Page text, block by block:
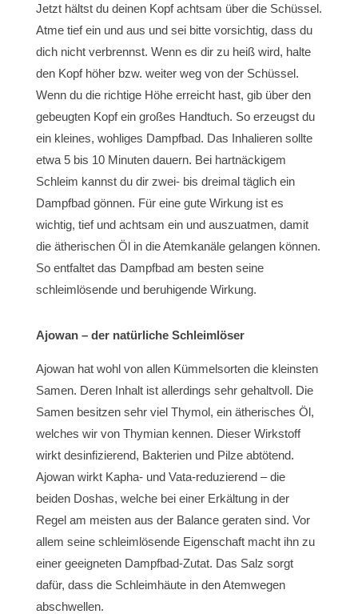
Jetzt hältst du deinen Kopf achtsam über die Schüssel.
Atme tief ein und aus und sei bitte vorsichtig, dass du
dich nicht verbrennst. Wenn es dir zu heiß wird, halte
den Kopf höher bzw. weiter weg von der Schüssel.
Wenn du die richtige Höhe erreicht hast, gib über den
gebeugten Kopf ein großes Handtuch. So erzeugst du
ein kleines, wohliges Dampfbad. Das Inhalieren sollte
etwa 5 bis 10 Minuten dauern. Bei hartnäckigem
Schleim kannst du dir zwei- bis dreimal täglich ein
Dampfbad gönnen. Für eine gute Wirkung ist es
wichtig, tief und achtsam ein und auszuatmen, damit
die ätherischen Öl in die Atemkanäle gelangen können.
So entfaltet das Dampfbad am besten seine
schleimlösende und beruhigende Wirkung.
Ajowan – der natürliche Schleimlöser
Ajowan hat wohl von allen Kümmelsorten die kleinsten
Samen. Deren Inhalt ist allerdings sehr gehaltvoll. Die
Samen besitzen sehr viel Thymol, ein ätherisches Öl,
welches wir von Thymian kennen. Dieser Wirkstoff
wirkt desinfizierend, Bakterien und Pilze abtötend.
Ajowan wirkt Kapha- und Vata-reduzierend – die
beiden Doshas, welche bei einer Erkältung in der
Regel am meisten aus der Balance geraten sind. Vor
allem seine schleimlösende Eigenschaft macht ihn zu
einer geeigneten Dampfbad-Zutat. Das Salz sorgt
dafür, dass die Schleimhäute in den Atemwegen
abschwellen.